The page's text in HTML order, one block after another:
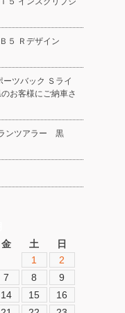
５ Ｒデザイン
ツバック Ｓライ
お客様にご納車さ
ランツアラー 黒
金 土
日
1
2
7 8
9
14 15
16